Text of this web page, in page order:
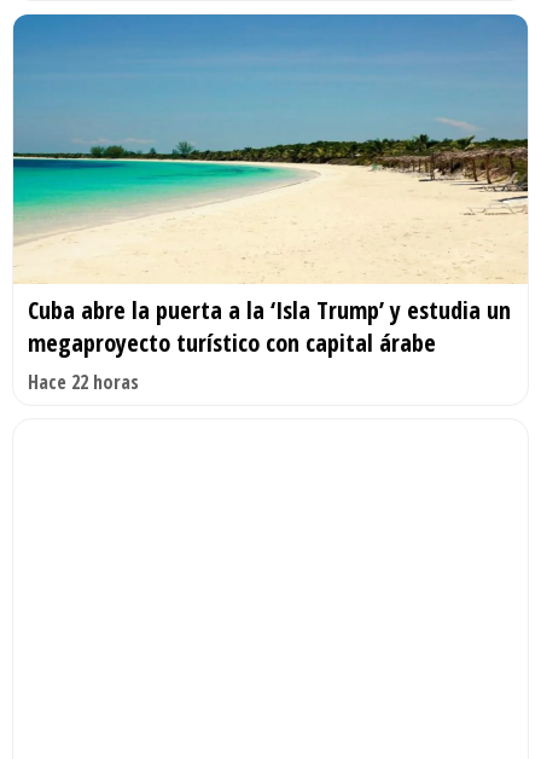
Cuba abre la puerta a la ‘Isla Trump’ y estudia un
megaproyecto turístico con capital árabe
Hace 22 horas